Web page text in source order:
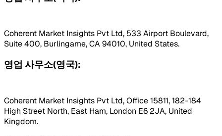
Coherent Market Insights Pvt Ltd, 533 Airport Boulevard,
Suite 400, Burlingame, CA 94010, United States.
영업 사무소(영국):
Coherent Market Insights Pvt Ltd, Office 15811, 182-184
High Street North, East Ham, London E6 2JA, United
Kingdom.